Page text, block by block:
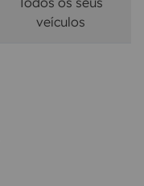
veículos